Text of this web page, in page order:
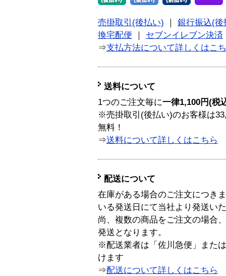
売掛取引(後払い)
銀行振込(後
換宅配便
セブンイレブン決済
⇒支払方法について詳しくはこ
送料について
1つのご注文毎に一律1,100円(税
※売掛取引(後払い)のお客様は
無料！
⇒送料について詳しくはこちら
配送について
在庫がある場合のご注文につき
いる発送日にて当社より発送い
尚、複数の商品をご注文の場合
発送となります。
※配送業者は「佐川急便」また
けます
⇒配送について詳しくはこちら